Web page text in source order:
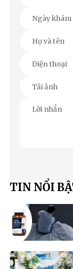
TIN NỔI